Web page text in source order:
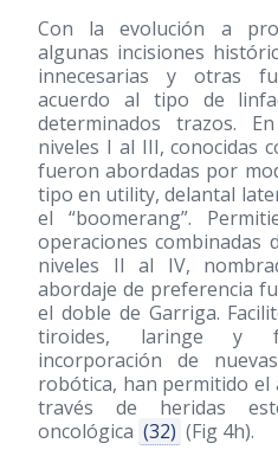
Con la evolución a
algunas incisiones
innecesarias y otras
acuerdo al tipo de
determinados trazos.
niveles I al III, conocidas
fueron abordadas por
tipo en utility, delantal
el “boomerang”.
operaciones combinadas
niveles II al IV,
abordaje de preferencia
el doble de Garriga.
tiroides, laringe y
incorporación de
robótica, han permitido el
través de heridas
oncológica (32) (Fig 4h).